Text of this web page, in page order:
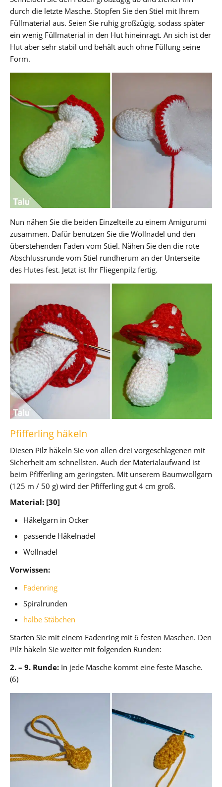
durch die letzte Masche. Stopfen Sie den Stiel mit Ihrem
Füllmaterial aus. Seien Sie ruhig großzügig, sodass später
ein wenig Füllmaterial in den Hut hineinragt. An sich ist der
Hut aber sehr stabil und behält auch ohne Füllung seine
Form.
Nun nähen Sie die beiden Einzelteile zu einem Amigurumi
zusammen. Dafür benutzen Sie die Wollnadel und den
überstehenden Faden vom Stiel. Nähen Sie den die rote
Abschlussrunde vom Stiel rundherum an der Unterseite
des Hutes fest. Jetzt ist Ihr Fliegenpilz fertig.
Pfifferling häkeln
Diesen Pilz häkeln Sie von allen drei vorgeschlagenen mit
Sicherheit am schnellsten. Auch der Materialaufwand ist
beim Pfifferling am geringsten. Mit unserem Baumwollgarn
(125 m / 50 g) wird der Pfifferling gut 4 cm groß.
Material: [30]
Häkelgarn in Ocker
passende Häkelnadel
Wollnadel
Vorwissen:
Fadenring
Spiralrunden
halbe Stäbchen
Starten Sie mit einem Fadenring mit 6 festen Maschen. Den
Pilz häkeln Sie weiter mit folgenden Runden:
2. – 9. Runde: In jede Masche kommt eine feste Masche.
(6)